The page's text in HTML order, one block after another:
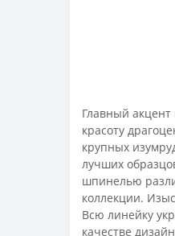
Главный
красоту
крупных
лучших
шпинелью
коллекции.
Всю линейку
качестве